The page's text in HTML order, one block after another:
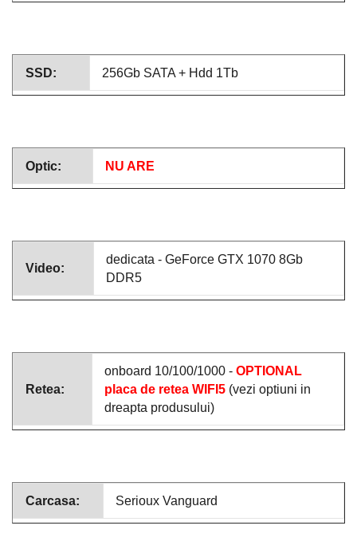
SSD: 256Gb SATA + Hdd 1Tb
Optic: NU ARE
Video:
dedicata - GeForce GTX 1070 8Gb
DDR5
Retea:
onboard 10/100/1000 - OPTIONAL
placa de retea WIFI5 (vezi optiuni in
dreapta produsului)
Carcasa: Serioux Vanguard